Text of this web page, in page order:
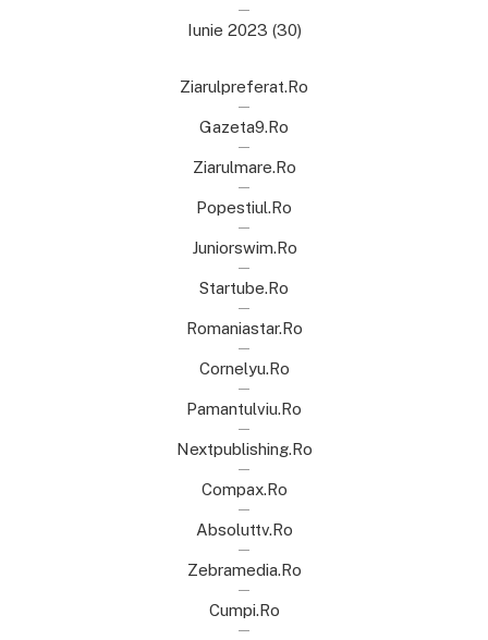
Iunie 2023 (30)
Ziarulpreferat.ro
Gazeta9.ro
Ziarulmare.ro
Popestiul.ro
Juniorswim.ro
Startube.ro
Romaniastar.ro
Cornelyu.ro
Pamantulviu.ro
Nextpublishing.ro
Compax.ro
Absoluttv.ro
Zebramedia.ro
Cumpi.ro